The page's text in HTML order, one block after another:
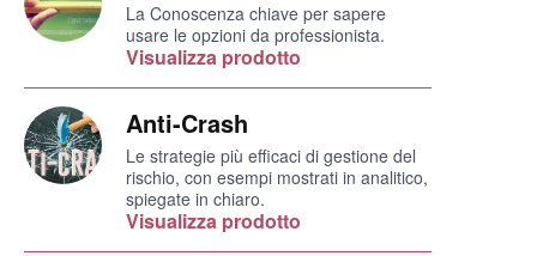
La Conoscenza chiave per sapere
usare le opzioni da professionista.
Visualizza prodotto
Anti-Crash
Le strategie più efficaci di gestione del
rischio, con esempi mostrati in analitico,
spiegate in chiaro.
Visualizza prodotto